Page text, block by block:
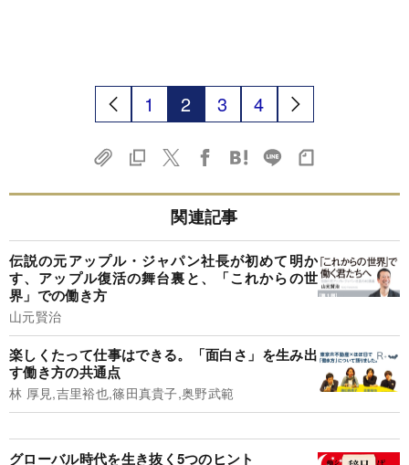
1 2 3 4
関連記事
伝説の元アップル・ジャパン社長が初めて明か
す、アップル復活の舞台裏と、「これからの世
界」での働き方
山元賢治
楽しくたって仕事はできる。「面白さ」を生み出
す働き方の共通点
林 厚見,吉里裕也,篠田真貴子,奥野武範
グローバル時代を生き抜く5つのヒント